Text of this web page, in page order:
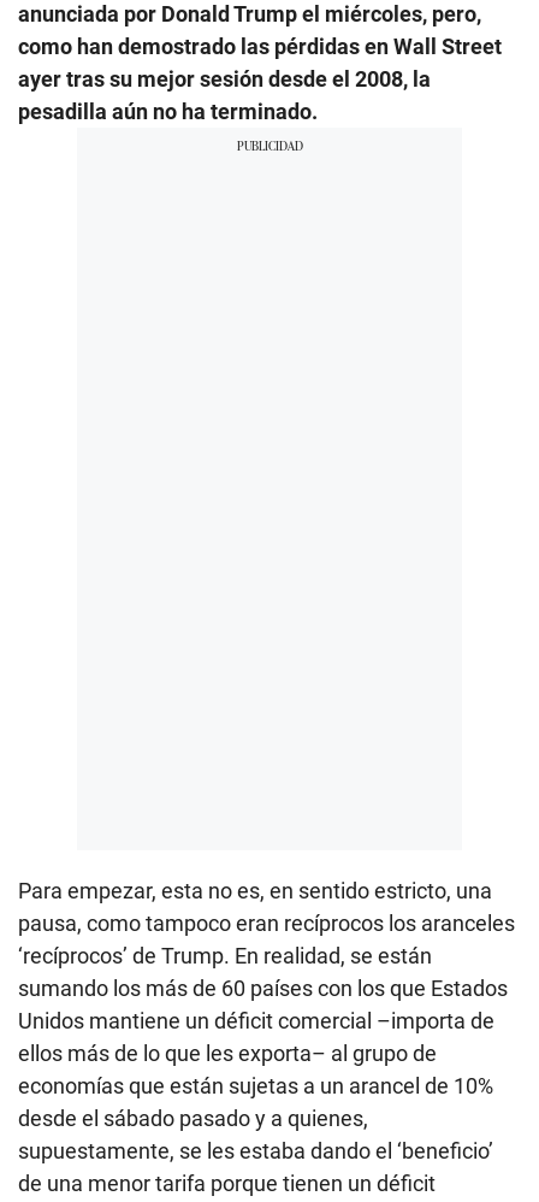
anunciada por Donald Trump el miércoles, pero,
como han demostrado las pérdidas en Wall Street
ayer tras su mejor sesión desde el 2008, la
pesadilla aún no ha terminado.
Para empezar, esta no es, en sentido estricto, una
pausa, como tampoco eran recíprocos los aranceles
‘recíprocos’ de Trump. En realidad, se están
sumando los más de 60 países con los que Estados
Unidos mantiene un déficit comercial –importa de
ellos más de lo que les exporta– al grupo de
economías que están sujetas a un arancel de 10%
desde el sábado pasado y a quienes,
supuestamente, se les estaba dando el ‘beneficio’
de una menor tarifa porque tienen un déficit